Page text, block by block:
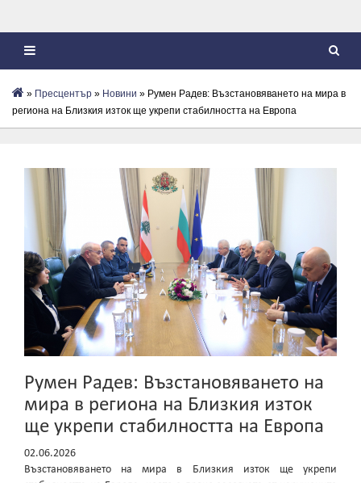
» Пресцентър » Новини » Румен Радев: Възстановяването на мира в
региона на Близкия изток ще укрепи стабилността на Европа
Румен Радев: Възстановяването на
мира в региона на Близкия изток
ще укрепи стабилността на Европа
02.06.2026
Възстановяването на мира в Близкия изток ще укрепи